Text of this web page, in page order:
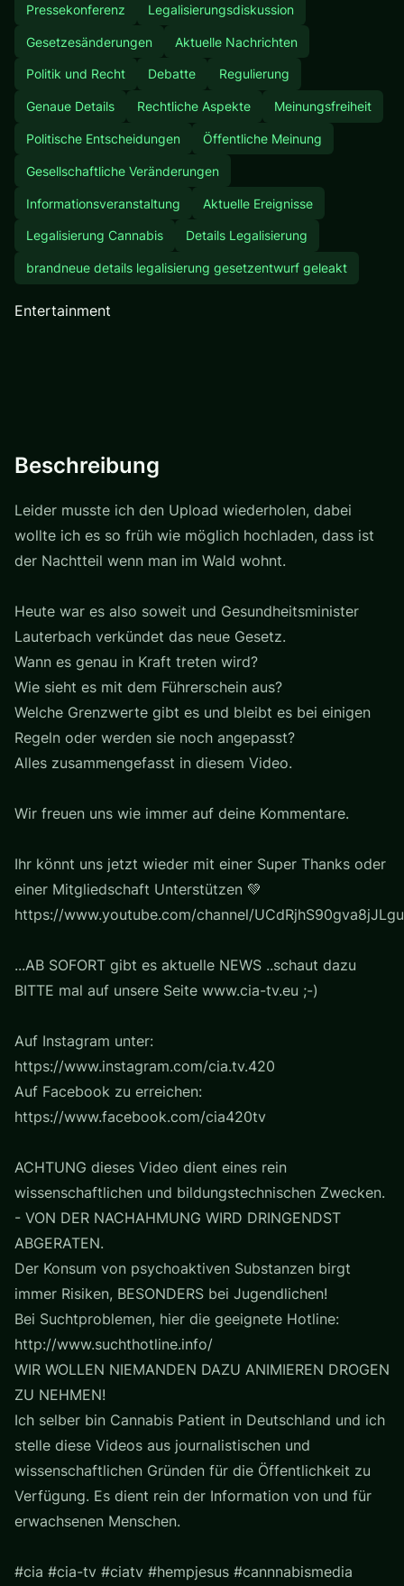
Pressekonferenz Legalisierungsdiskussion
Gesetzesänderungen Aktuelle Nachrichten
Politik und Recht Debatte Regulierung
Genaue Details Rechtliche Aspekte Meinungsfreiheit
Politische Entscheidungen Öffentliche Meinung
Gesellschaftliche Veränderungen
Informationsveranstaltung Aktuelle Ereignisse
Legalisierung Cannabis Details Legalisierung
brandneue details legalisierung gesetzentwurf geleakt
Entertainment
Beschreibung
Leider musste ich den Upload wiederholen, dabei
wollte ich es so früh wie möglich hochladen, dass ist
der Nachtteil wenn man im Wald wohnt.
Heute war es also soweit und Gesundheitsminister
Lauterbach verkündet das neue Gesetz.
Wann es genau in Kraft treten wird?
Wie sieht es mit dem Führerschein aus?
Welche Grenzwerte gibt es und bleibt es bei einigen
Regeln oder werden sie noch angepasst?
Alles zusammengefasst in diesem Video.
Wir freuen uns wie immer auf deine Kommentare.
Ihr könnt uns jetzt wieder mit einer Super Thanks oder
einer Mitgliedschaft Unterstützen 💚
https://www.youtube.com/channel/
...AB SOFORT gibt es aktuelle NEWS ..schaut dazu
BITTE mal auf unsere Seite www.cia-tv.eu ;-)
Auf Instagram unter:
https://www.instagram.com/cia.tv.420
Auf Facebook zu erreichen:
https://www.facebook.com/cia420tv
ACHTUNG dieses Video dient eines rein
wissenschaftlichen und bildungstechnischen Zwecken.
- VON DER NACHAHMUNG WIRD DRINGENDST
ABGERATEN.
Der Konsum von psychoaktiven Substanzen birgt
immer Risiken, BESONDERS bei Jugendlichen!
Bei Suchtproblemen, hier die geeignete Hotline:
http://www.suchthotline.info/
WIR WOLLEN NIEMANDEN DAZU ANIMIEREN DROGEN
ZU NEHMEN!
Ich selber bin Cannabis Patient in Deutschland und ich
stelle diese Videos aus journalistischen und
wissenschaftlichen Gründen für die Öffentlichkeit zu
Verfügung. Es dient rein der Information von und für
erwachsenen Menschen.
#cia #cia-tv #ciatv #hempjesus #cannnabismedia